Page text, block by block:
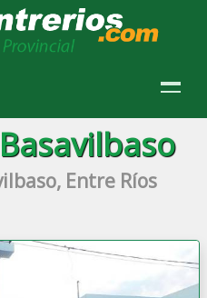
Entre Ríos